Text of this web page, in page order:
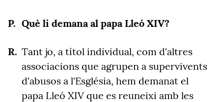
Què li demana al papa Lleó XIV?
Tant jo, a títol individual, com d'altres
associacions que agrupen a supervivents
d'abusos a l'Església, hem demanat el
papa Lleó XIV que es reuneixi amb les